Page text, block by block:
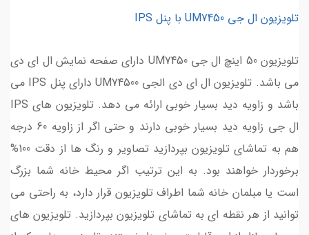
تلویزیون ال جی UM7450 با پنل IPS
تلویزیون 50 اینچ ال جی UM7450 دارای صفحه نمایش ال ای دی
می باشد. تلویزیون ال ای دی الجی UM74500 دارای پنل IPS می
باشد و زاویه دید بسیار خوبی ارائه می دهد. تلویزیون های IPS
ال جی زاویه دید بسیار خوبی دارند و حتی اگر از زاویه 60 درجه
هم به تماشای تلویزیون بپردازید تصاویر و رنگ ها از دقت 100%
برخوردار خواهند بود. به این ترتیب اگر محیط خانه شما بزرگ
است یا مبلمان خانه شما اطراف تلویزیون قرار دارد، به راحتی می
توانید از هر نقطه ای به تماشای تلویزیون بپردازید. تلویزیون های